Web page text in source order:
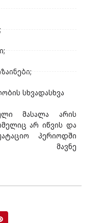
სხვადასხვა
მასალა არის
არ იწვის და
პერიოდში
მავნე